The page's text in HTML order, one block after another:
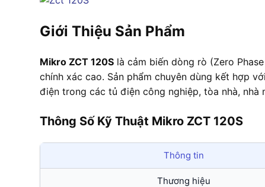
Giới Thiệu Sản Phẩm
Mikro ZCT 120S là cảm biến dòng rò (Zero
chính xác cao. Sản phẩm chuyên dùng kết hợp
điện trong các tủ điện công nghiệp, tòa nhà, nhà
Thông Số Kỹ Thuật Mikro ZCT 120S
Thông tin
Thương hiệu